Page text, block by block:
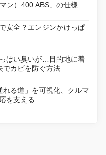
ン）400 ABS」の仕様を
安全？エンジンかけっぱ
ぱい臭いが…目的地に着
でカビを防ぐ方法
る道」を可視化、クルマ
を支える